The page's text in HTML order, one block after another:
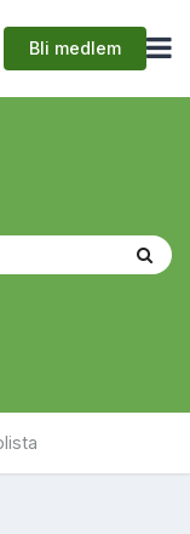
Bli medlem